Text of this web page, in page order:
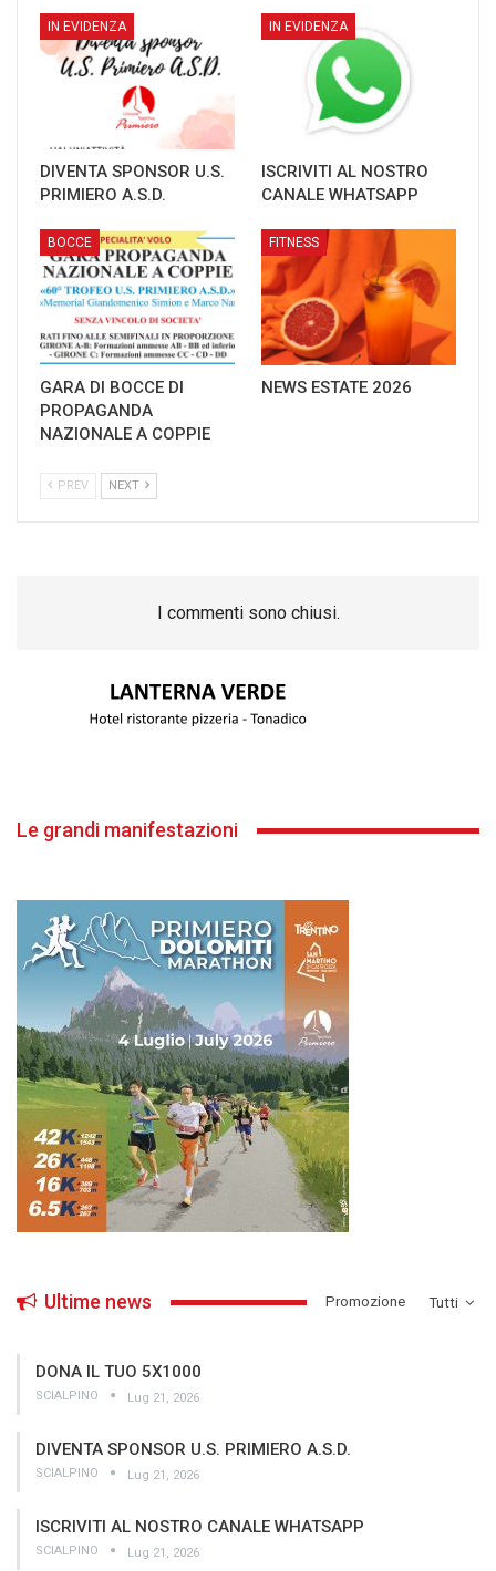
IN EVIDENZA
DIVENTA SPONSOR U.S.
PRIMIERO A.S.D.
IN EVIDENZA
ISCRIVITI AL NOSTRO
CANALE WHATSAPP
BOCCE
GARA DI BOCCE DI
PROPAGANDA
NAZIONALE A COPPIE
FITNESS
NEWS ESTATE 2026
PREV NEXT
I commenti sono chiusi.
Le grandi manifestazioni
Tutti
Ultime news ­Promozione
DONA IL TUO 5X1000
SCIALPINO Lug 21, 2026
DIVENTA SPONSOR U.S. PRIMIERO A.S.D.
SCIALPINO Lug 21, 2026
ISCRIVITI AL NOSTRO CANALE WHATSAPP
SCIALPINO Lug 21, 2026